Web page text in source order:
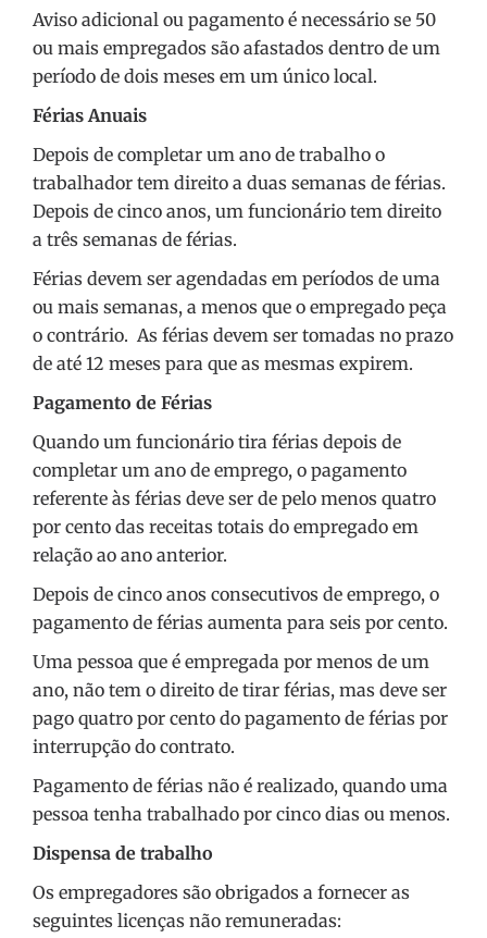
Aviso adicional ou pagamento é necessário se 50
ou mais empregados são afastados dentro de um
período de dois meses em um único local.
Férias Anuais
Depois de completar um ano de trabalho o
trabalhador tem direito a duas semanas de férias.
Depois de cinco anos, um funcionário tem direito
a três semanas de férias.
Férias devem ser agendadas em períodos de uma
ou mais semanas, a menos que o empregado peça
o contrário. As férias devem ser tomadas no prazo
de até 12 meses para que as mesmas expirem.
Pagamento de Férias
Quando um funcionário tira férias depois de
completar um ano de emprego, o pagamento
referente às férias deve ser de pelo menos quatro
por cento das receitas totais do empregado em
relação ao ano anterior.
Depois de cinco anos consecutivos de emprego, o
pagamento de férias aumenta para seis por cento.
Uma pessoa que é empregada por menos de um
ano, não tem o direito de tirar férias, mas deve ser
pago quatro por cento do pagamento de férias por
interrupção do contrato.
Pagamento de férias não é realizado, quando uma
pessoa tenha trabalhado por cinco dias ou menos.
Dispensa de trabalho
Os empregadores são obrigados a fornecer as
seguintes licenças não remuneradas: